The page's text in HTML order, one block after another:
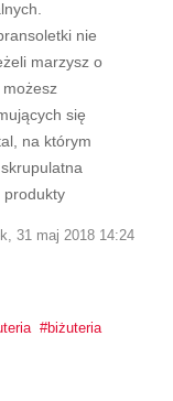
nie
marzysz o
się
na którym
produkty
31 maj 2018 14:24
biżuteria